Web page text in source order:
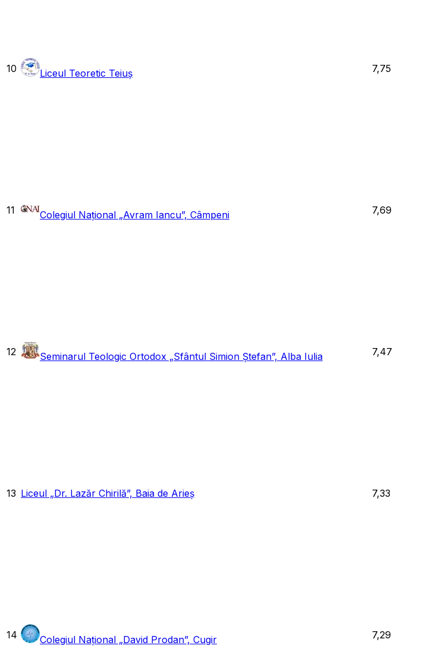
10 Liceul Teoretic Teiuș 7,75
11 Colegiul Național „Avram Iancu”, Câmpeni 7,69
12 Seminarul Teologic Ortodox „Sfântul Simion Ștefan”, Alba Iulia 7,47
13 Liceul „Dr. Lazăr Chirilă”, Baia de Arieș 7,33
14 Colegiul Național „David Prodan”, Cugir 7,29